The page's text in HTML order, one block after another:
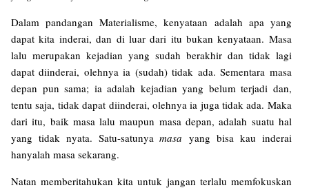
Dalam pandangan Materialisme, kenyataan adalah apa yang
dapat kita inderai, dan di luar dari itu bukan kenyataan. Masa
lalu merupakan kejadian yang sudah berakhir dan tidak lagi
dapat diinderai, olehnya ia (sudah) tidak ada. Sementara masa
depan pun sama; ia adalah kejadian yang belum terjadi dan,
tentu saja, tidak dapat diinderai, olehnya ia juga tidak ada. Maka
dari itu, baik masa lalu maupun masa depan, adalah suatu hal
yang tidak nyata. Satu-satunyamasa yang bisa kau inderai
hanyalah masa sekarang.
Natan memberitahukan kita untuk jangan terlalu memfokuskan